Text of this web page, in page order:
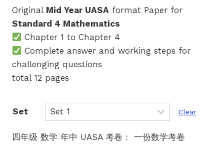
Original Mid Year UASA format Paper for
Standard 4 Mathematics
Chapter 1 to Chapter 4
Complete answer and working steps for
challenging questions
total 12 pages
Set Clear
四年级 数学 年中 UASA 考卷： 一份数学考卷